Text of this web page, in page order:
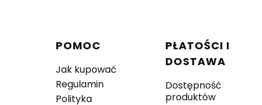
Linki w stopce
POMOC
Jak kupować
Regulamin
Polityka
PŁATOŚCI I
DOSTAWA
Dostępność
produktów